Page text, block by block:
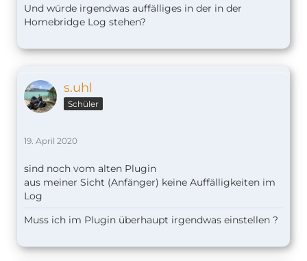
Und würde irgendwas auffälliges in der in der
Homebridge Log stehen?
s.uhl
Schüler
19. April 2020
sind noch vom alten Plugin
aus meiner Sicht (Anfänger) keine Auffälligkeiten im
Log
Muss ich im Plugin überhaupt irgendwas einstellen ?